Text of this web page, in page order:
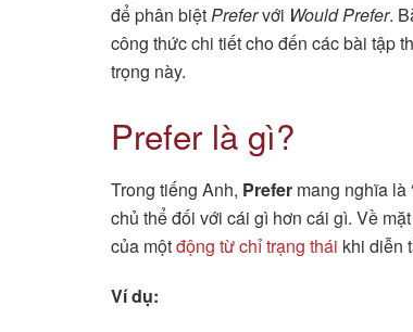
để phân biệt Prefervới Would Prefer.
công thức chi tiết cho đến các bài tập
trọng này.
Prefer là gì?
Trong tiếng Anh, Prefer mang nghĩa là
chủ thể đối với cái gì hơn cái gì. Về
của mộtđộng từ chỉ trạng thái khi diễn
Ví dụ: